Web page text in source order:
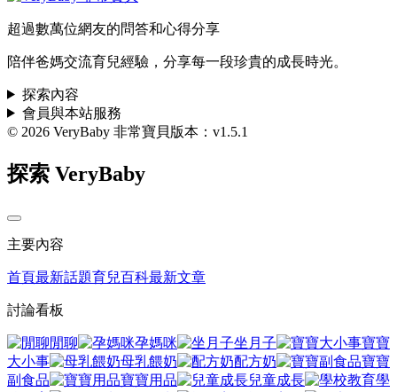
超過數萬位網友的問答和心得分享
陪伴爸媽交流育兒經驗，分享每一段珍貴的成長時光。
探索內容
會員與本站服務
© 2026 VeryBaby 非常寶貝版本：v1.5.1
探索 VeryBaby
主要內容
首頁最新話題育兒百科最新文章
討論看板
閒聊 孕媽咪 坐月子
寶寶
大小事
母乳餵奶 配方奶
寶寶
副食品
寶寶用品 兒童成長
學